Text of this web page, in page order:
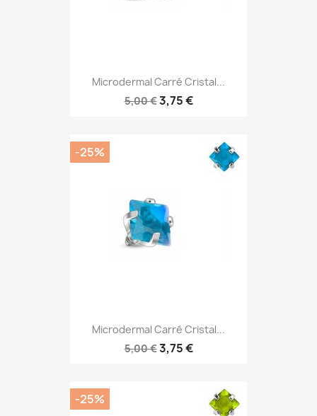
Microdermal Carré Cristal...
5,00 €3,75 €
Microdermal Carré Cristal...
5,00 €3,75 €
-25%
-25%